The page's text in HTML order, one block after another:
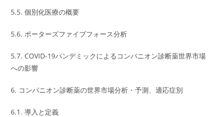
5.5. 個別化医療の概要
5.6. ポーターズファイブフォース分析
5.7. COVID-19パンデミックによるコンパニオン診断薬世界市場
への影響
6. コンパニオン診断薬の世界市場分析・予測、適応症別
6.1. 導入と定義